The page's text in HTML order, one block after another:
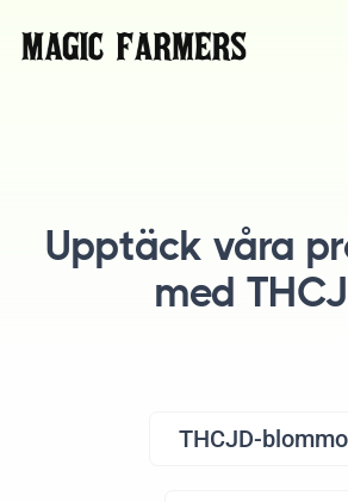
Upptäck våra
med
THCJD-